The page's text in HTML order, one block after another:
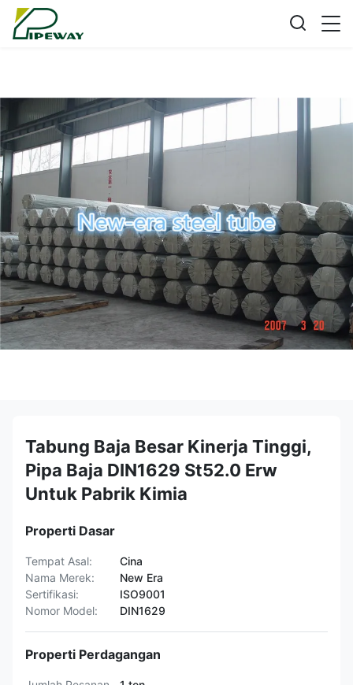
Tabung Baja Besar Kinerja Tinggi,
Pipa Baja DIN1629 St52.0 Erw
Untuk Pabrik Kimia
Properti Dasar
Tempat Asal:
Cina
Nama Merek:
New Era
Sertifikasi:
ISO9001
Nomor Model:
DIN1629
Properti Perdagangan